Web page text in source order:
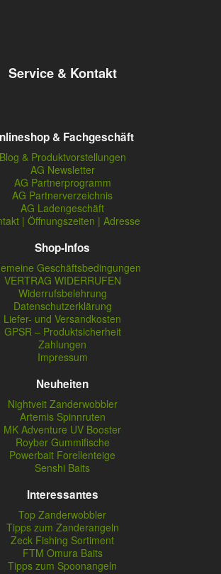
Service & Kontakt
& Fachgeschäft
Blog & Produktvorstellungen
AG Newsletter
AG Partnerprogramm
AG Partnerverzeichnis
AG Ladengeschäft
| Öffnungszeiten | Adresse
Shop-Infos
Geschäftsbedingungen
VERTRAG WIDERRUFEN
Widerrufsbelehrung
Datenschutzerklärung
Liefer- und Versandkosten
GPSR – Produktsicherheit
Zahlungen
Impressum
Neuheiten
Nightveit Zanderwobbler
Artemis Spinnruten
MK Adventure UV Booster
Royber Gummifische
Powerbait Forellenteige
Senshi Baits
Interessantes
Top Zanderwobbler
Tipps zum Zanderangeln
Zeck Fishing Sortiment
FTM Omura Baits
Tipps zum Spoonangeln